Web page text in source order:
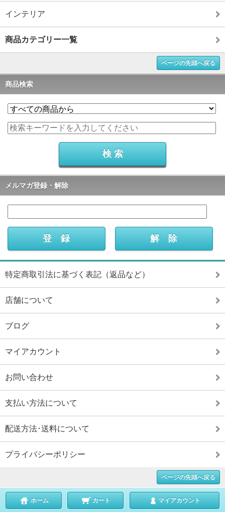
インテリア
商品カテゴリー一覧
ページの先頭へ戻る
商品検索
メルマガ登録・解除
特定商取引法に基づく表記（返品など）
店舗について
ブログ
マイアカウント
お問い合わせ
支払い方法について
配送方法･送料について
プライバシーポリシー
ページの先頭へ戻る
ホーム カート マイアカウント